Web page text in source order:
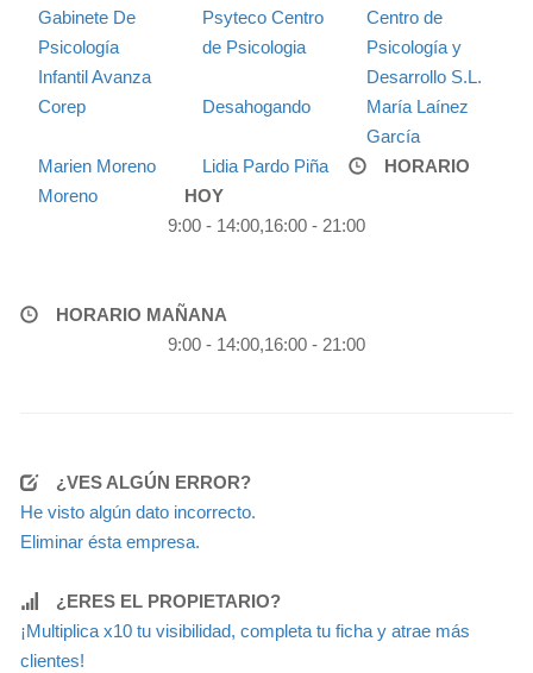
Gabinete De
Psicología
Infantil Avanza
Psyteco Centro
de Psicologia
Centro de
Psicología y
Desarrollo S.L.
Corep
Desahogando
María Laínez
García
Marien Moreno
Moreno
Lidia Pardo Piña
HORARIO
HOY
9:00 - 14:00,16:00 - 21:00
HORARIO MAÑANA
9:00 - 14:00,16:00 - 21:00
¿VES ALGÚN ERROR?
He visto algún dato incorrecto.
Eliminar ésta empresa.
¿ERES EL PROPIETARIO?
¡Multiplica x10 tu visibilidad, completa tu ficha y atrae más
clientes!